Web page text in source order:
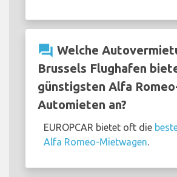
question_answer Welche
Brussels Flughafen
günstigsten Alfa
Automieten an?
EUROPCAR bietet oft die
Alfa Romeo-Mietwagen